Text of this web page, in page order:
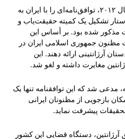
دولت کریستینا کرشنر، در سال ۲۰۱۲، توافق‌نامه‌ای را با ایران به
تشکیل یک کمیته حقیقت‌یاب و
مذکور شده بود. بر أساس این
مظنون جمهوری اسلامی ایران در
آرژانتینی ارائه دهند. این
مغایرت داشته و لغو شد.
مدعی شد که این توافقنامه تنها یک
بازجویی از مظنونان ایرانی
تحقیقات پیشرفت نماید.
دستگاه قضایی این کشور